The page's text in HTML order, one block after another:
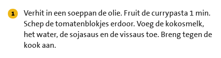
Verhit in een soeppan de olie. Fruit de currypasta 1 min.
Schep de tomatenblokjes erdoor. Voeg de kokosmelk,
het water, de sojasaus en de vissaus toe. Breng tegen de
kook aan.